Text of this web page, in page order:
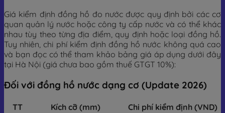
Giá kiểm định đồng hồ đo nước được quy định bởi các cơ
quan quản lý nước hoặc công ty cấp nước và có thể khác
nhau tùy theo từng địa điểm, quy định hoặc loại đồng hồ.
Tuy nhiên, chi phí kiểm định đồng hồ nước không quá cao
và bạn đọc có thể tham khảo bảng giá áp dụng dưới đây
tại Hà Nội (giá chưa bao gồm thuế GTGT 10%):
Đối với đồng hồ nước dạng cơ (Update 2026)
TT Kích cỡ (mm)
Chi phí kiểm định (VND)